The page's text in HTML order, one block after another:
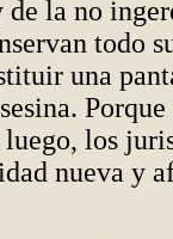
de la no
todo
una
Porque
los
nueva y